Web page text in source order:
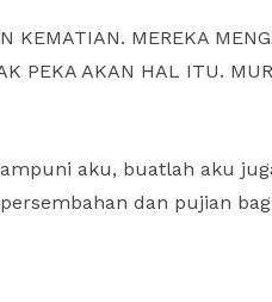
KEMATIAN. MEREKA
PEKA AKAN HAL ITU.
aku, buatlah aku
dan pujian